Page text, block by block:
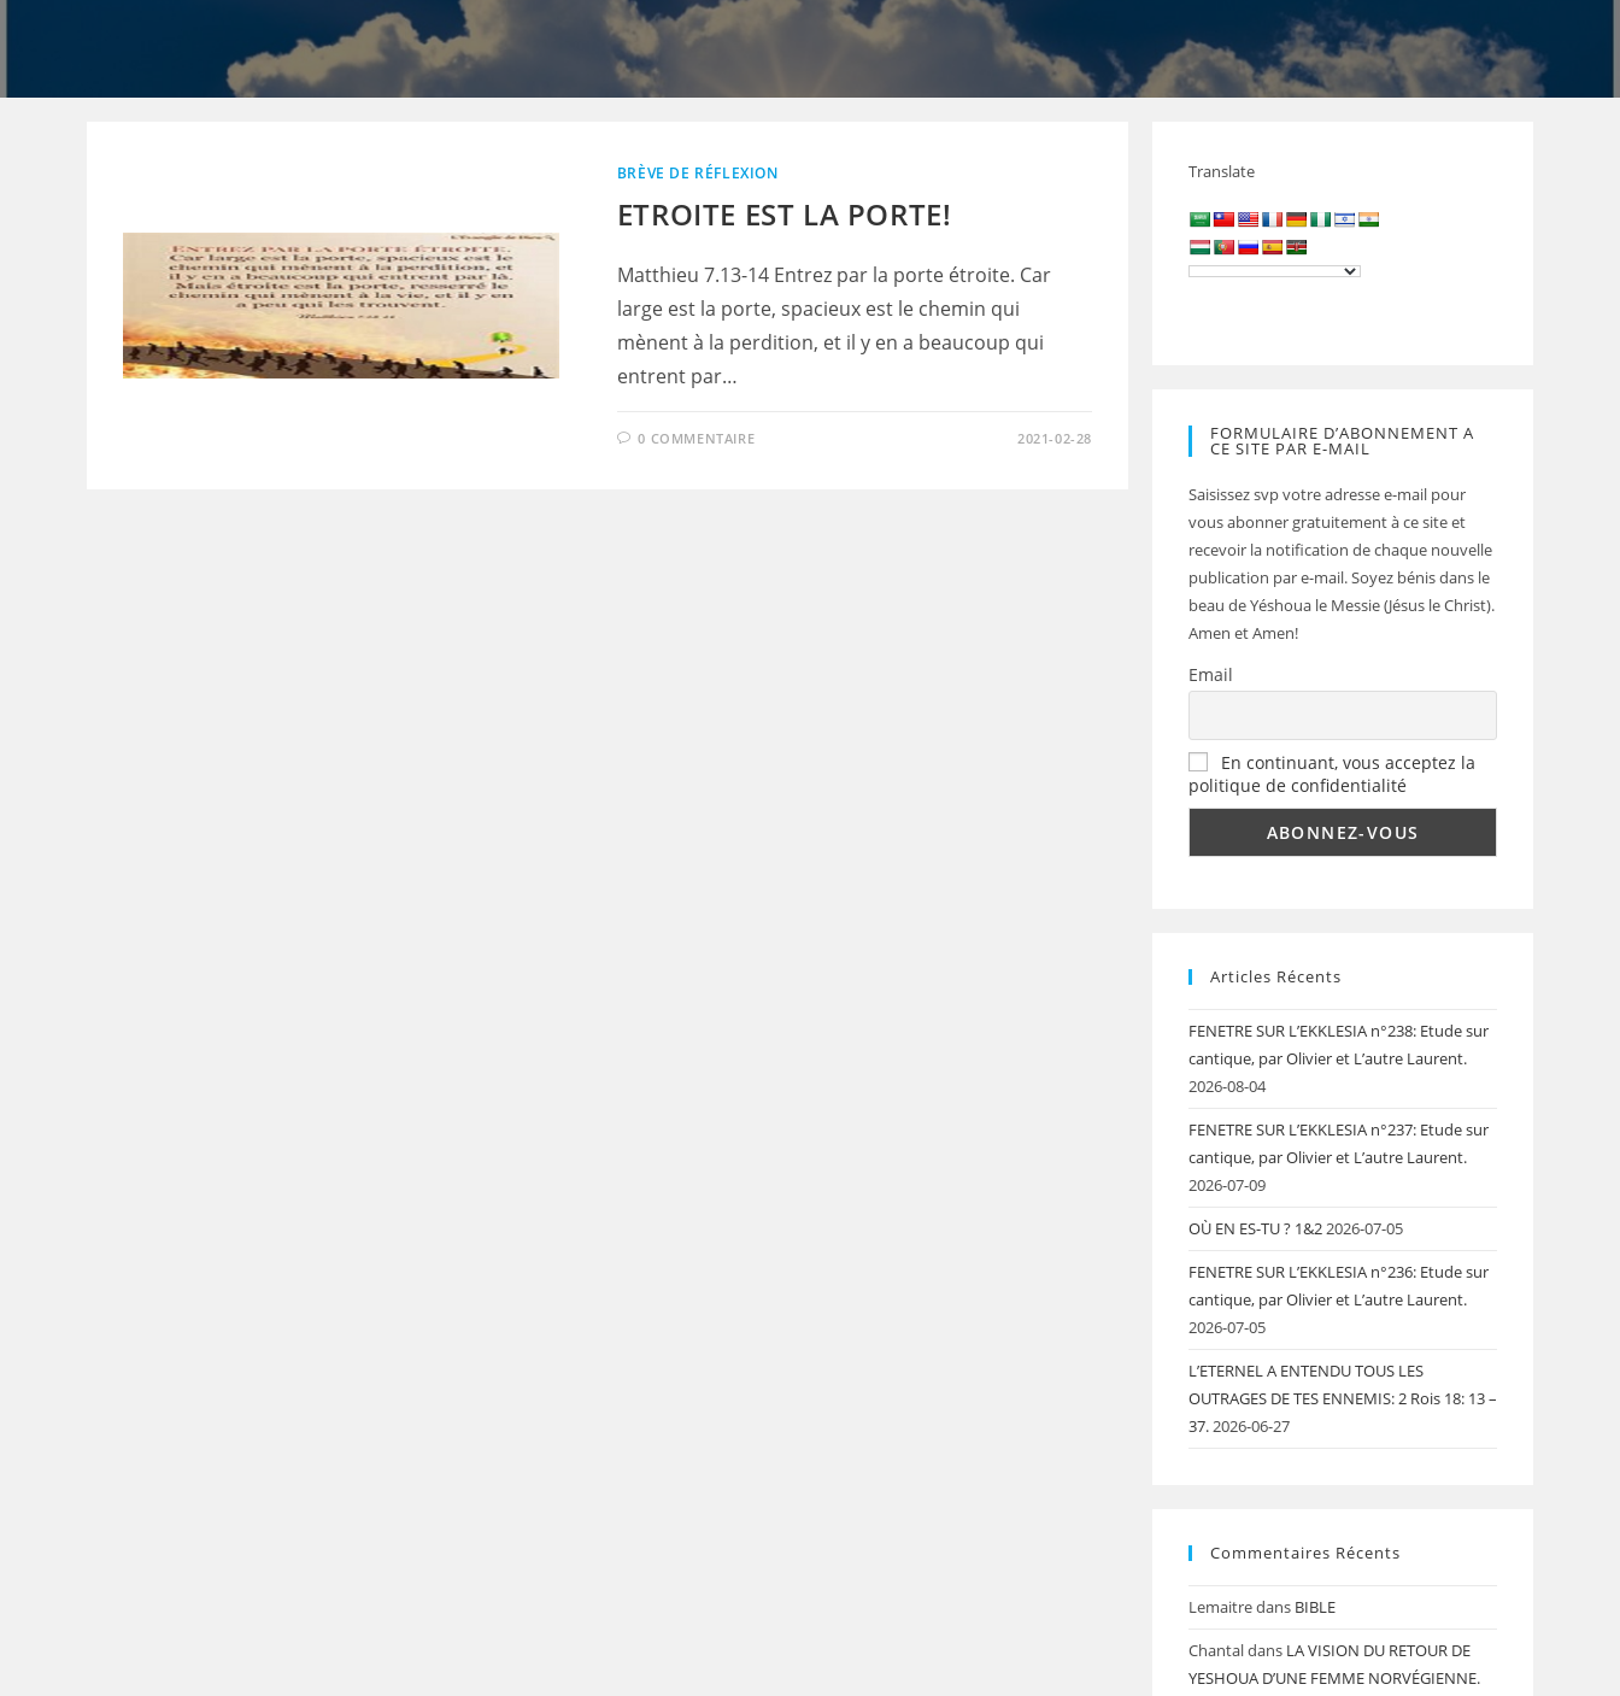
BRÈVE DE RÉFLEXION
ETROITE EST LA PORTE!
Matthieu 7.13-14 Entrez par la porte étroite. Car
large est la porte, spacieux est le chemin qui
mènent à la perdition, et il y en a beaucoup qui
entrent par…
0 COMMENTAIRE 2021-02-28
Translate
FORMULAIRE D’ABONNEMENT A
CE SITE PAR E-MAIL
Saisissez svp votre adresse e-mail pour
vous abonner gratuitement à ce site et
recevoir la notification de chaque nouvelle
publication par e-mail. Soyez bénis dans le
beau de Yéshoua le Messie (Jésus le Christ).
Amen et Amen!
Email
En continuant, vous acceptez la
politique de confidentialité
Articles Récents
FENETRE SUR L’EKKLESIA n°238: Etude sur
cantique, par Olivier et L’autre Laurent.
2026-08-04
FENETRE SUR L’EKKLESIA n°237: Etude sur
cantique, par Olivier et L’autre Laurent.
2026-07-09
OÙ EN ES-TU ? 1&22026-07-05
FENETRE SUR L’EKKLESIA n°236: Etude sur
cantique, par Olivier et L’autre Laurent.
2026-07-05
L’ETERNEL A ENTENDU TOUS LES
OUTRAGES DE TES ENNEMIS: 2 Rois 18: 13 –
37.2026-06-27
Commentaires Récents
Lemaitredans BIBLE
Chantaldans LA VISION DU RETOUR DE
YESHOUA D’UNE FEMME NORVÉGIENNE.